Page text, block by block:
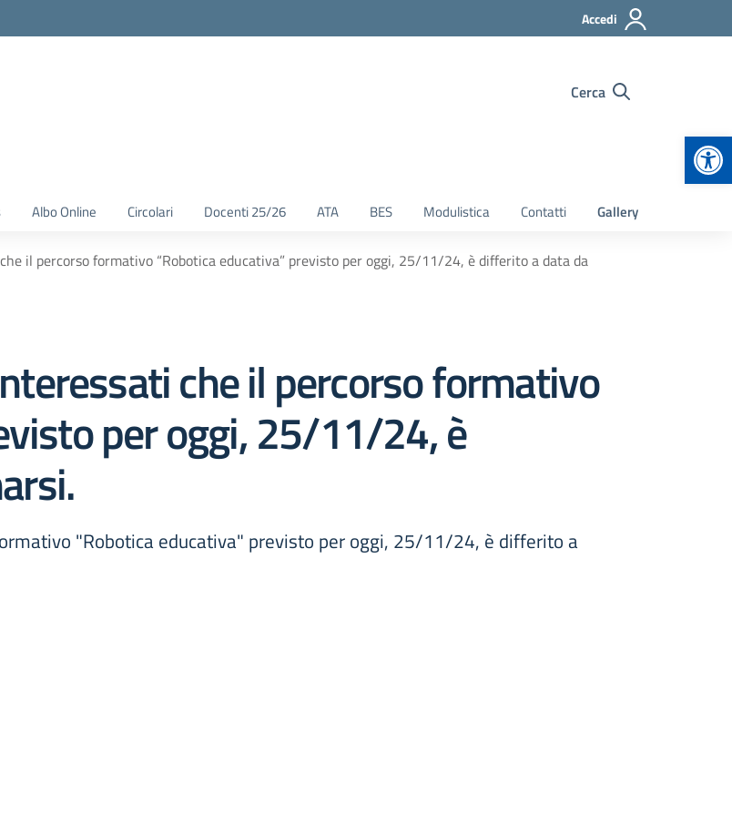
Accedi
Cerca
Albo Online Circolari Docenti 25/26 ATA BES Modulistica Contatti Gallery
il percorso formativo “Robotica educativa” previsto per oggi, 25/11/24, è differito a data da
che il percorso formativo
per oggi, 25/11/24, è
"Robotica educativa" previsto per oggi, 25/11/24, è differito a